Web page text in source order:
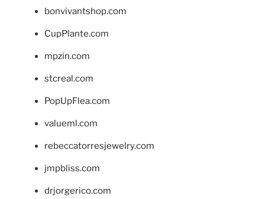
bonvivantshop.com
CupPlante.com
mpzin.com
stcreal.com
PopUpFlea.com
valueml.com
rebeccatorresjewelry.com
jmpbliss.com
drjorgerico.com